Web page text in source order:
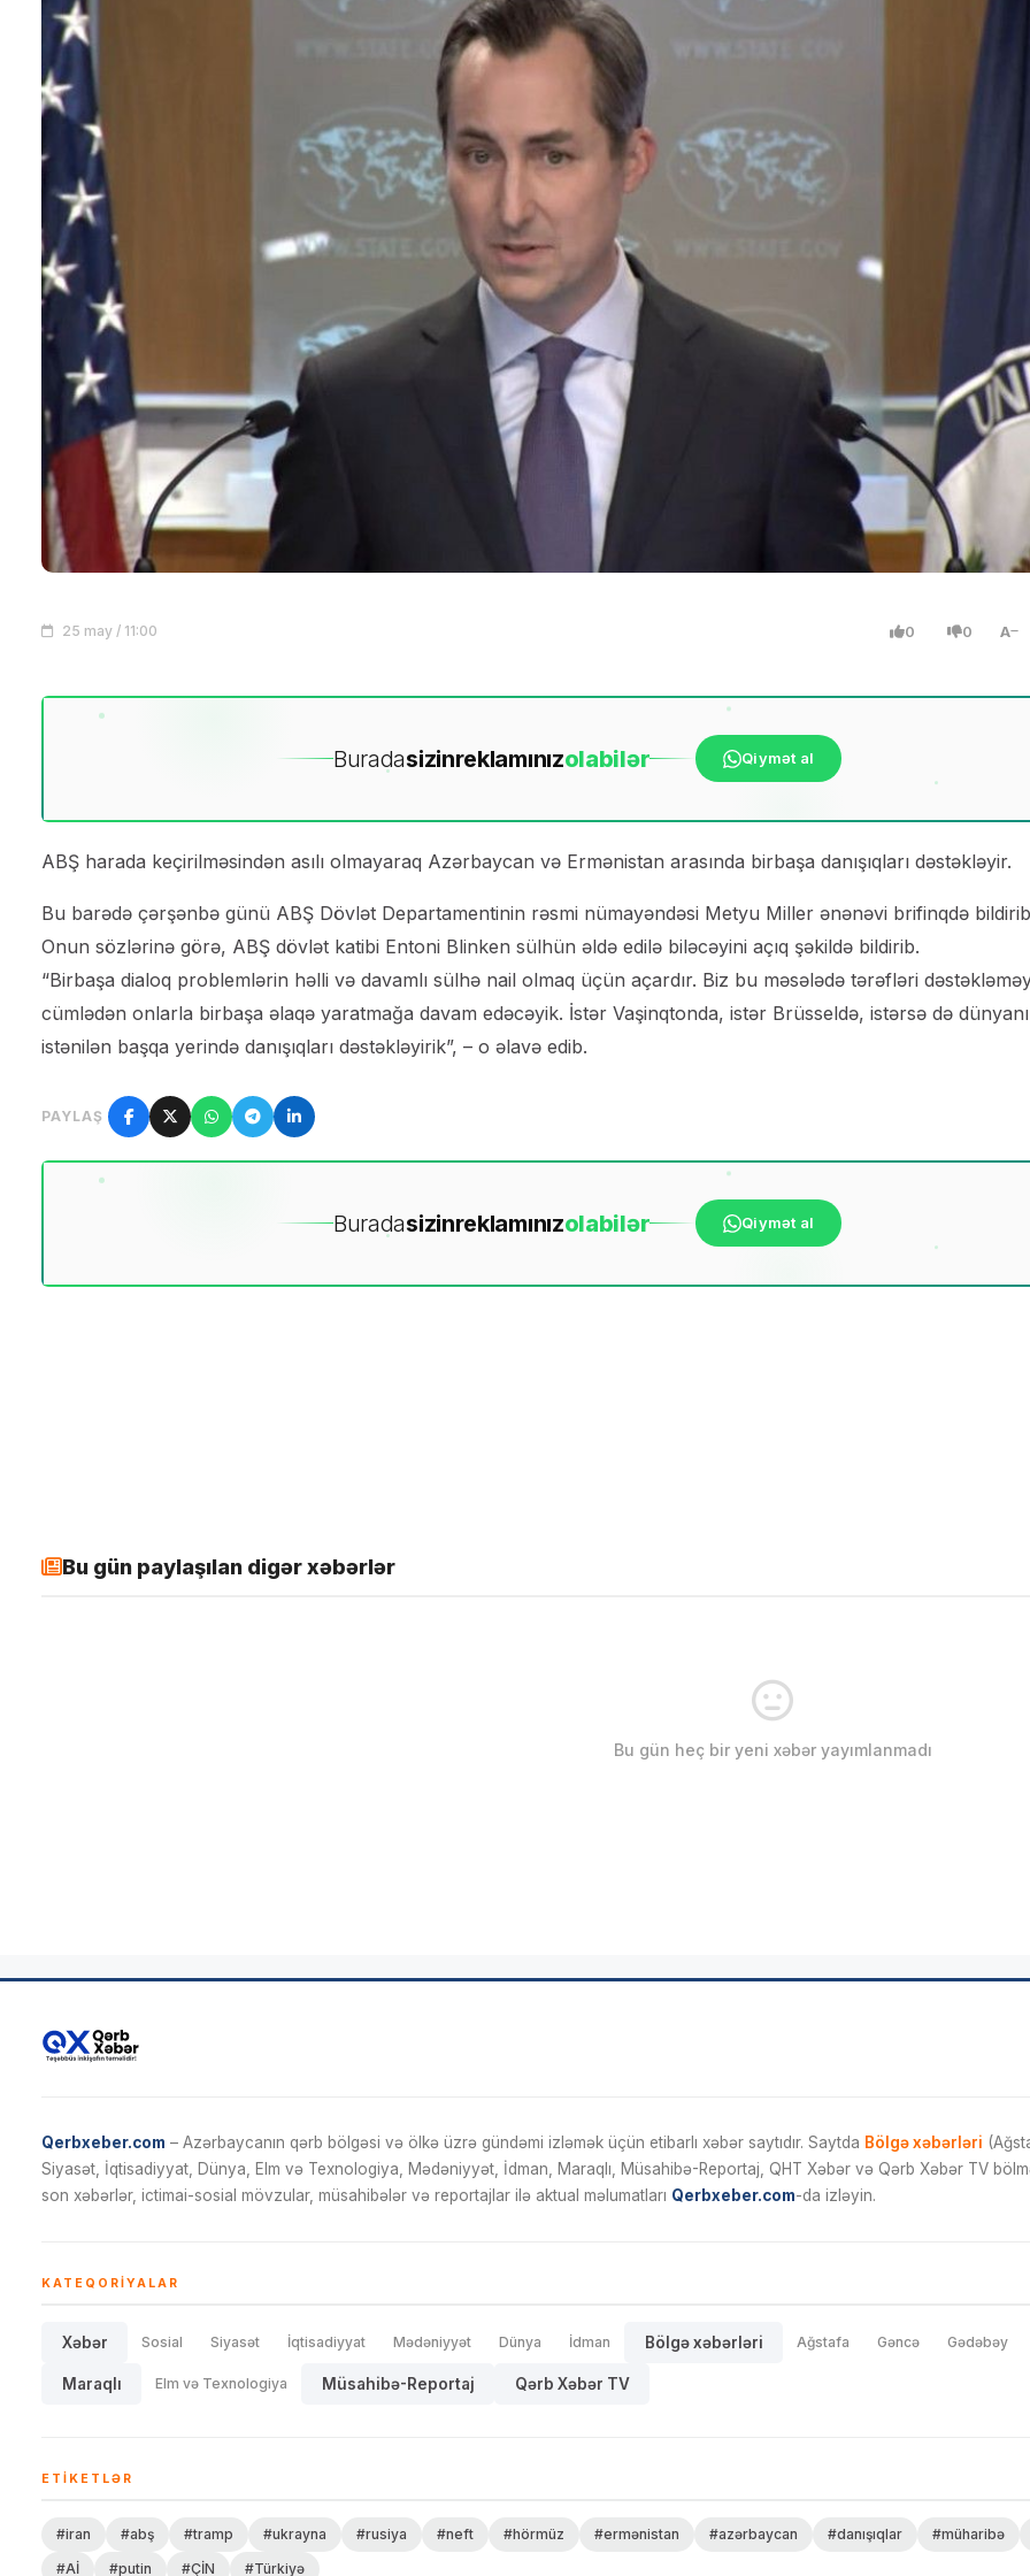
25 may / 11:00 0 0 A
Buradasizinreklamınızolabilər Qiymət al
ABŞ harada keçirilməsindən asılı olmayaraq Azərbaycan və Ermənistan arasında birbaşa danışıqları dəstəkləyir.
Bu barədə çərşənbə günü ABŞ Dövlət Departamentinin rəsmi nümayəndəsi Metyu Miller ənənəvi brifinqdə
Onun sözlərinə görə, ABŞ dövlət katibi Entoni Blinken sülhün əldə edilə biləcəyini açıq şəkildə bildirib.
“Birbaşa dialoq problemlərin həlli və davamlı sülhə nail olmaq üçün açardır. Biz bu məsələdə tərəfləri
cümlədən onlarla birbaşa əlaqə yaratmağa davam edəcəyik. İstər Vaşinqtonda, istər Brüsseldə, istərsə də
istənilən başqa yerində danışıqları dəstəkləyirik”, – o əlavə edib.
PAYLAŞ
Buradasizinreklamınızolabilər Qiymət al
Bu gün paylaşılan digər xəbərlər
Bu gün heç bir yeni xəbər yayımlanmadı
Qerbxeber.com – Azərbaycanın qərb bölgəsi və ölkə üzrə gündəmi izləmək üçün etibarlı xəbər saytıdır. Saytda Bölgə xəbərləri
Siyasət, İqtisadiyyat, Dünya, Elm və Texnologiya, Mədəniyyət, İdman, Maraqlı, Müsahibə-Reportaj, QHT Xəbər və Qərb Xəbər TV
son xəbərlər, ictimai-sosial mövzular, müsahibələr və reportajlar ilə aktual məlumatları Qerbxeber.com-da izləyin.
KATEQORIYALAR
Xəbər Sosial Siyasət İqtisadiyyat Mədəniyyət Dünya İdman Bölgə xəbərləri Ağstafa Gəncə Gədəbəy
Maraqlı Elm və Texnologiya Müsahibə-Reportaj Qərb Xəbər TV
ETIKETLƏR
#iran #abş #tramp #ukrayna #rusiya #neft #hörmüz #ermənistan #azərbaycan #danışıqlar #müharibə
#Aİ
#putin #ÇİN #Türkiyə